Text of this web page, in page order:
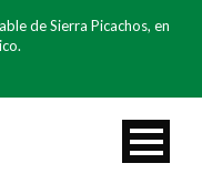
de Sierra Picachos, en